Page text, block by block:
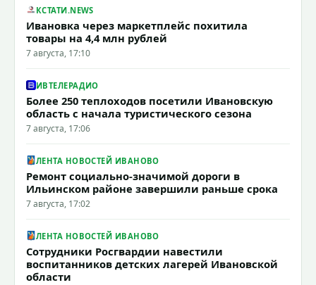
КСТАТИ.NEWS
Ивановка через маркетплейс похитила
товары на 4,4 млн рублей
7 августа, 17:10
ИВТЕЛЕРАДИО
Более 250 теплоходов посетили Ивановскую
область с начала туристического сезона
7 августа, 17:06
ЛЕНТА НОВОСТЕЙ ИВАНОВО
Ремонт социально-значимой дороги в
Ильинском районе завершили раньше срока
7 августа, 17:02
ЛЕНТА НОВОСТЕЙ ИВАНОВО
Сотрудники Росгвардии навестили
воспитанников детских лагерей Ивановской
области